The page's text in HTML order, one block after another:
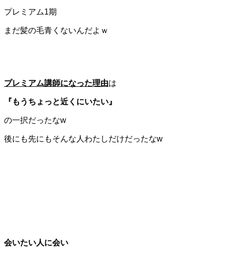
プレミアム1期
まだ髪の毛青くないんだよｗ
プレミアム講師になった理由は
『もうちょっと近くにいたい』
の一択だったなw
後にも先にもそんな人わたしだけだったなw
会いたい人に会い